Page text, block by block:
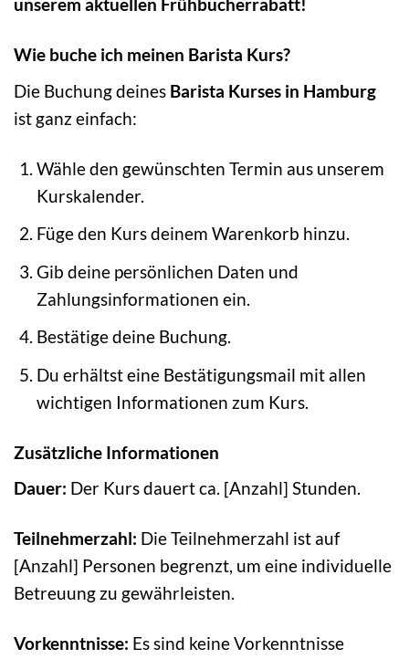
Wie buche ich meinen Barista Kurs?
Die Buchung deines Barista Kurses in Hamburg
ist ganz einfach:
Wähle den gewünschten Termin aus unserem
Kurskalender.
Füge den Kurs deinem Warenkorb hinzu.
Gib deine persönlichen Daten und
Zahlungsinformationen ein.
Bestätige deine Buchung.
Du erhältst eine Bestätigungsmail mit allen
wichtigen Informationen zum Kurs.
Zusätzliche Informationen
Dauer: Der Kurs dauert ca. [Anzahl] Stunden.
Teilnehmerzahl: Die Teilnehmerzahl ist auf
[Anzahl] Personen begrenzt, um eine individuelle
Betreuung zu gewährleisten.
Vorkenntnisse: Es sind keine Vorkenntnisse